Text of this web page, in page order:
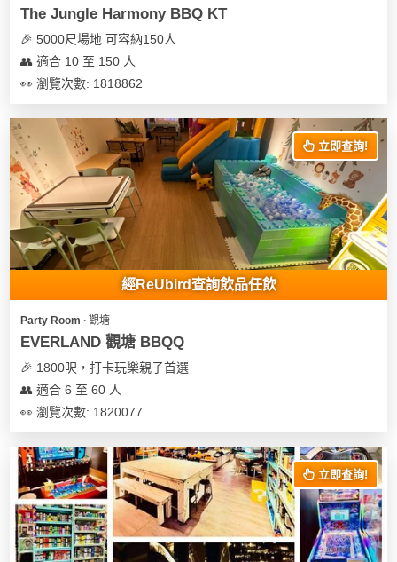
The Jungle Harmony BBQ KT
🎉 5000尺場地 可容納150人
👥 適合 10 至 150 人
👀 瀏覽次數: 1818862
立即查詢!
經ReUbird查詢飲品任飲
Party Room ∙ 觀塘
EVERLAND 觀塘 BBQQ
🎉 1800呎，打卡玩樂親子首選
👥 適合 6 至 60 人
👀 瀏覽次數: 1820077
立即查詢!